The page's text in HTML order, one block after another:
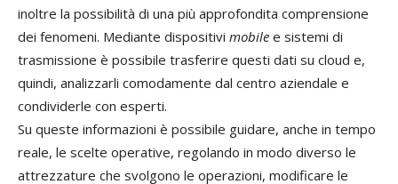
inoltre la possibilità di una più approfondita comprensione
dei fenomeni. Mediante dispositivi mobile e sistemi di
trasmissione è possibile trasferire questi dati su cloud e,
quindi, analizzarli comodamente dal centro aziendale e
condividerle con esperti.
Su queste informazioni è possibile guidare, anche in tempo
reale, le scelte operative, regolando in modo diverso le
attrezzature che svolgono le operazioni, modificare le